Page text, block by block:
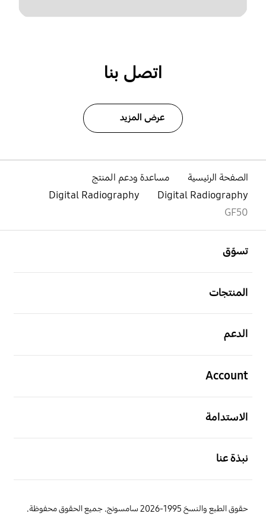
اتصل بنا
عرض المزيد
الصفحة الرئيسية
مساعدة ودعم المنتج
Digital Radiography
Digital Radiography
GF50
تسوّق
المنتجات
الدعم
Account
الاستدامة
نبذة عنا
حقوق الطبع والنسخ 1995-2026 سامسونج. جميع الحقوق محفوظة.